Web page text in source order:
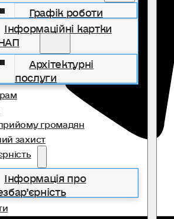
Графік роботи
Інформаційні картки
Архітектурні
послуги
громадян
захист
Інформація про